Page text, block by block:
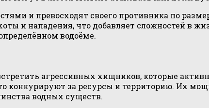
и превосходят своего противника по
и нападения, что добавляет сложностей в
водоёме.
агрессивных хищников, которые
конкурируют за ресурсы и территорию. Их
водных существ.